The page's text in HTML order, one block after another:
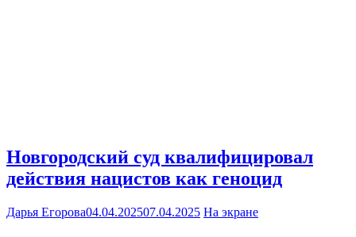
Новгородский суд квалифицировал
действия нацистов как геноцид
Дарья Егорова04.04.202507.04.2025 На экране